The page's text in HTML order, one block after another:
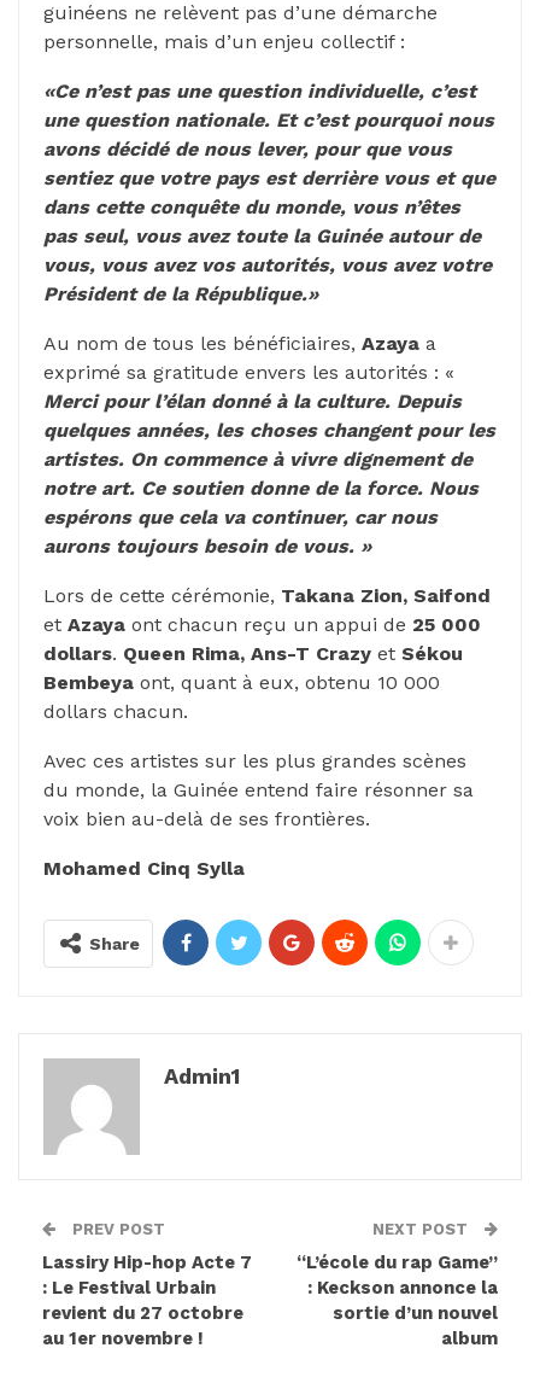
guinéens ne relèvent pas d’une démarche
personnelle, mais d’un enjeu collectif :
«Ce n’est pas une question individuelle, c’est
une question nationale. Et c’est pourquoi nous
avons décidé de nous lever, pour que vous
sentiez que votre pays est derrière vous et que
dans cette conquête du monde, vous n’êtes
pas seul, vous avez toute la Guinée autour de
vous, vous avez vos autorités, vous avez votre
Président de la République.»
Au nom de tous les bénéficiaires, Azaya a
exprimé sa gratitude envers les autorités : «
Merci pour l’élan donné à la culture. Depuis
quelques années, les choses changent pour les
artistes. On commence à vivre dignement de
notre art. Ce soutien donne de la force. Nous
espérons que cela va continuer, car nous
aurons toujours besoin de vous. »
Lors de cette cérémonie, Takana Zion, Saifond
et Azaya ont chacun reçu un appui de 25 000
dollars. Queen Rima, Ans-T Crazy et Sékou
Bembeya ont, quant à eux, obtenu 10 000
dollars chacun.
Avec ces artistes sur les plus grandes scènes
du monde, la Guinée entend faire résonner sa
voix bien au-delà de ses frontières.
Mohamed Cinq Sylla
Share
Admin1
PREV POST
Lassiry Hip-hop Acte 7
: Le Festival Urbain
revient du 27 octobre
au 1er novembre !
NEXT POST
“L’école du rap Game”
: Keckson annonce la
sortie d’un nouvel
album